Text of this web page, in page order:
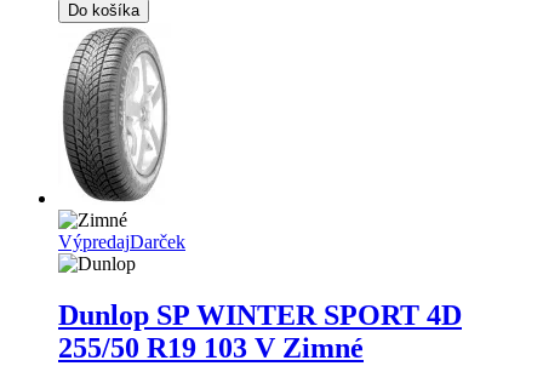
Do košíka
VýpredajDarček
Dunlop SP WINTER SPORT 4D
255/50 R19 103 V Zimné